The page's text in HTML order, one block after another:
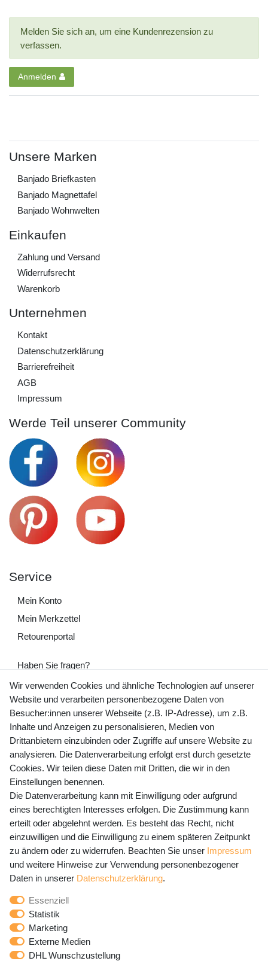
Melden Sie sich an, um eine Kundenrezension zu
verfassen.
Anmelden
Unsere Marken
Banjado Briefkasten
Banjado Magnettafel
Banjado Wohnwelten
Einkaufen
Zahlung und Versand
Widerrufs­recht
Warenkorb
Unternehmen
Kontakt
Daten­schutz­erklärung
Barrierefreiheit
AGB
Impressum
Werde Teil unserer Community
Service
Mein Konto
Mein Merkzettel
Retourenportal
Haben Sie fragen?
+49 (0) 35243 460 400
Mo-Fr 9-15 Uhr
shop@banjado.com
Preisangaben inkl. gesetzl. MwSt. und zzgl. Service- und
Versandkosten
Newsletter Anmeldung - Keine Angebote
mehr verpassen!
E-MAIL **
Newsletter
Honig
Hiermit bestätige ich, dass ich die
gelesen habe. Meine Einwilligung kann ich jederzeit
widerrufen.**
Wir verwenden Cookies und ähnliche Technologien auf unserer
Website und verarbeiten personenbezogene Daten von
Besucher:innen unserer Webseite (z.B. IP-Adresse), um z.B.
Inhalte und Anzeigen zu personalisieren, Medien von
Drittanbietern einzubinden oder Zugriffe auf unsere Website zu
analysieren. Die Datenverarbeitung erfolgt erst durch gesetzte
Cookies. Wir teilen diese Daten mit Dritten, die wir in den
Einstellungen benennen.
Die Datenverarbeitung kann mit Einwilligung oder aufgrund
eines berechtigten Interesses erfolgen. Die Zustimmung kann
erteilt oder abgelehnt werden. Es besteht das Recht, nicht
einzuwilligen und die Einwilligung zu einem späteren Zeitpunkt
zu ändern oder zu widerrufen. Beachten Sie unser Impressum
und weitere Hinweise zur Verwendung personenbezogener
Daten in unserer Daten­schutz­erklärung.
Essenziell
Statistik
Marketing
Externe Medien
DHL Wunschzustellung